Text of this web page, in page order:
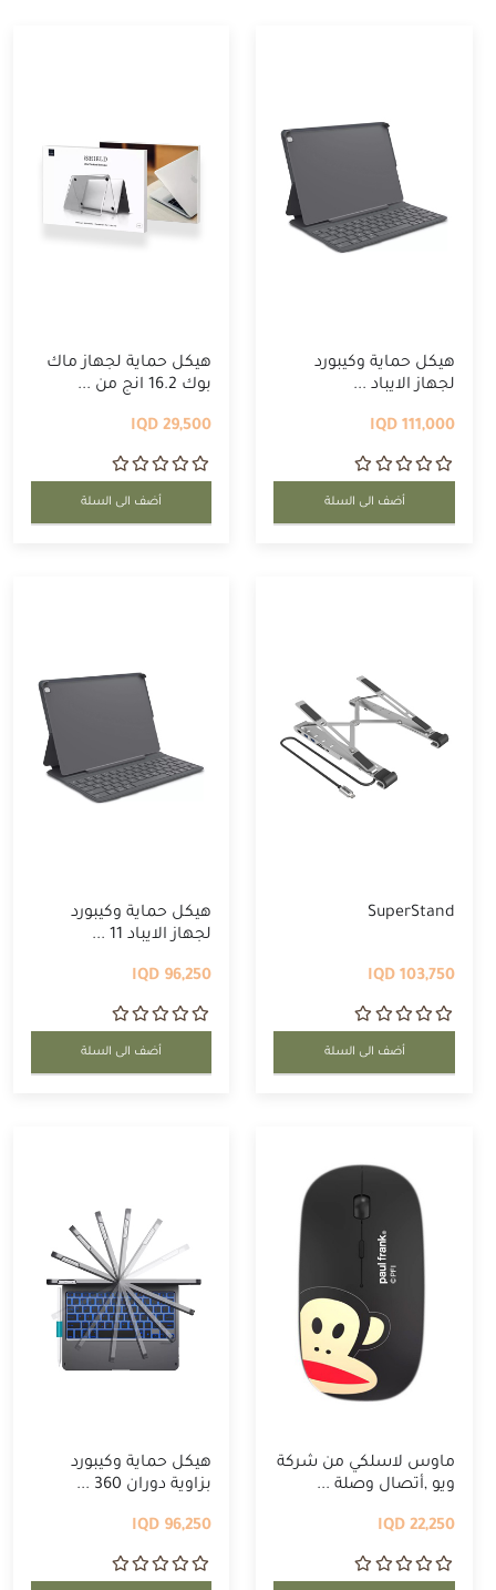
هيكل حماية وكيبورد
لجهاز الايباد ...
111,000 IQD
أضف الى السلة
هيكل حماية لجهاز ماك
بوك 16.2 انج من ...
29,500 IQD
أضف الى السلة
SuperStand
103,750 IQD
أضف الى السلة
هيكل حماية وكيبورد
لجهاز الايباد 11 ...
96,250 IQD
أضف الى السلة
ماوس لاسلكي من شركة
ويو ,أتصال وصلة ...
22,250 IQD
هيكل حماية وكيبورد
بزاوية دوران 360 ...
96,250 IQD